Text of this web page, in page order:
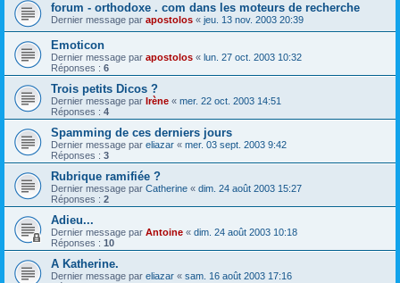
forum - orthodoxe . com dans les moteurs de recherche
Dernier message par apostolos « jeu. 13 nov. 2003 20:39
Emoticon
Dernier message par apostolos « lun. 27 oct. 2003 10:32
Réponses : 6
Trois petits Dicos ?
Dernier message par Irène « mer. 22 oct. 2003 14:51
Réponses : 4
Spamming de ces derniers jours
Dernier message par eliazar « mer. 03 sept. 2003 9:42
Réponses : 3
Rubrique ramifiée ?
Dernier message par Catherine « dim. 24 août 2003 15:27
Réponses : 2
Adieu...
Dernier message par Antoine « dim. 24 août 2003 10:18
Réponses : 10
A Katherine.
Dernier message par eliazar « sam. 16 août 2003 17:16